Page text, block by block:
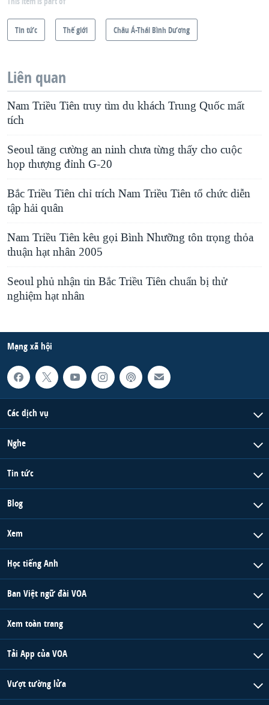
Tin tức Thế giới Châu Á-Thái Bình Dương
Liên quan
Nam Triều Tiên truy tìm du khách Trung Quốc mất
tích
Seoul tăng cường an ninh chưa từng thấy cho cuộc
họp thượng đỉnh G-20
Bắc Triều Tiên chỉ trích Nam Triều Tiên tổ chức diễn
tập hải quân
Nam Triều Tiên kêu gọi Bình Nhưỡng tôn trọng thỏa
thuận hạt nhân 2005
Seoul phủ nhận tin Bắc Triều Tiên chuẩn bị thử
nghiệm hạt nhân
Mạng xã hội
Các dịch vụ
Nghe
Tin tức
Blog
Xem
Học tiếng Anh
Ban Việt ngữ đài VOA
Xem toàn trang
Tải App của VOA
Vượt tường lửa